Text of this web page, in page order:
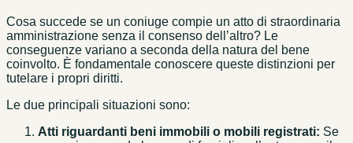
Cosa succede se un coniuge compie un atto di straordinaria
amministrazione senza il consenso dell’altro? Le
conseguenze variano a seconda della natura del bene
coinvolto. È fondamentale conoscere queste distinzioni per
tutelare i propri diritti.
Le due principali situazioni sono:
Atti riguardanti beni immobili o mobili registrati: Se